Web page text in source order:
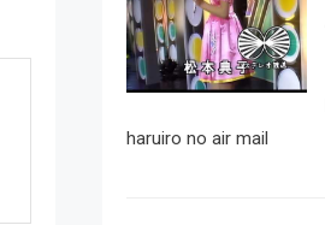
haruiro no air mail